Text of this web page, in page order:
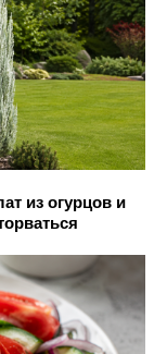
из огурцов и